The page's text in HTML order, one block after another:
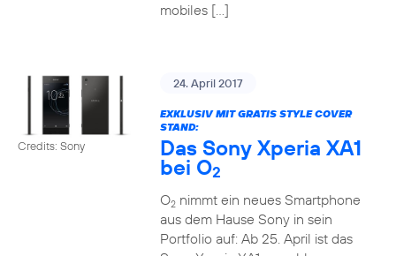
mobiles […]
Credits: Sony
24. April 2017
EXKLUSIV MIT GRATIS STYLE COVER
STAND:
Das Sony Xperia XA1
bei O2
O2nimmt ein neues Smartphone
aus dem Hause Sony in sein
Portfolio auf: Ab 25. April ist das